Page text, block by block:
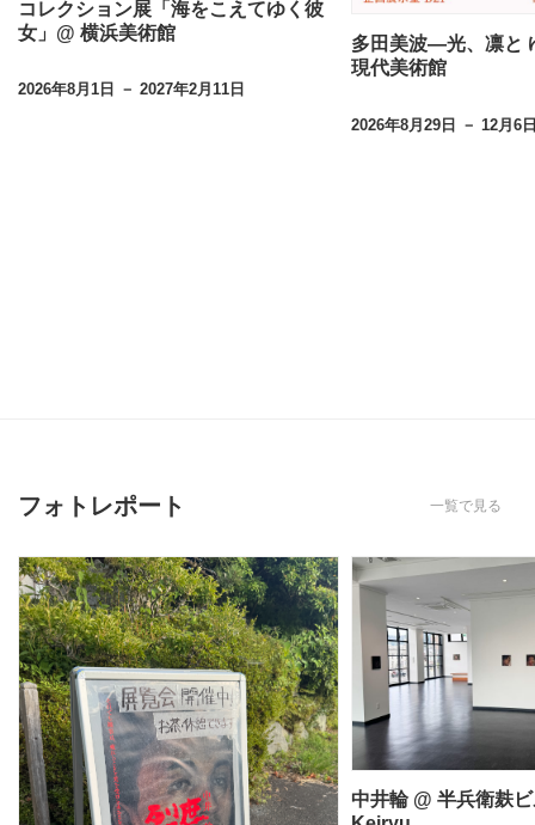
コレクション展「海をこえてゆく彼
女」@ 横浜美術館
2026年8月1日 － 2027年2月11日
多田美波―光、凛と
現代美術館
2026年8月29日 － 12月6
フォトレポート 一覧で見る
中井輪 @ 半兵衛麸